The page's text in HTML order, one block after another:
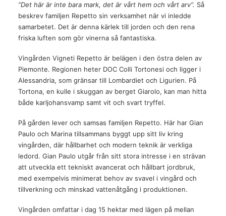
”Det här är inte bara mark, det är vårt hem och vårt arv”. Så
beskrev familjen Repetto sin verksamhet när vi inledde
samarbetet. Det är denna kärlek till jorden och den rena
friska luften som gör vinerna så fantastiska.
Vingården Vigneti Repetto är belägen i den östra delen av
Piemonte. Regionen heter DOC Colli Tortonesi och ligger i
Alessandria, som gränsar till Lombardiet och Ligurien. På
Tortona, en kulle i skuggan av berget Giarolo, kan man hitta
både karljohansvamp samt vit och svart tryffel.
På gården lever och samsas familjen Repetto. Här har Gian
Paulo och Marina tillsammans byggt upp sitt liv kring
vingården, där hållbarhet och modern teknik är verkliga
ledord. Gian Paulo utgår från sitt stora intresse i en strävan
att utveckla ett tekniskt avancerat och hållbart jordbruk,
med exempelvis minimerat behov av svavel i vingård och
tillverkning och minskad vattenåtgång i produktionen.
Vingården omfattar i dag 15 hektar med lägen på mellan